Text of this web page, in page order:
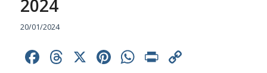
2024
20/01/2024
Facebook
Threads
X Pinterest
WhatsApp
Print